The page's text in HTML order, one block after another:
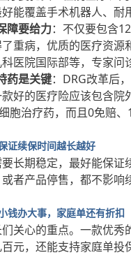
能覆盖手术机器人、耐
障要给力：不仅要包含
重病，优质的医疗资源
医院国际部等，专家问
药是关键： DRG改革后
好的医疗险应该包含
胞治疗药，而且0免赔
证续保时间越长越好
长期稳定，最好能保证
者产品停售，都不影响
钱办大事，家庭单还有折扣
关心的重点。一款优
元，还能支持家庭单投